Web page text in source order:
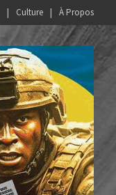
Culture À Propos